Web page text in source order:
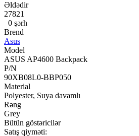
Əldədir
27821
0 şərh
Brend
Asus
Model
ASUS AP4600 Backpack
P/N
90XB08L0-BBP050
Material
Polyester, Suya davamlı
Rəng
Grey
Bütün göstəricilər
Satış qiyməti: